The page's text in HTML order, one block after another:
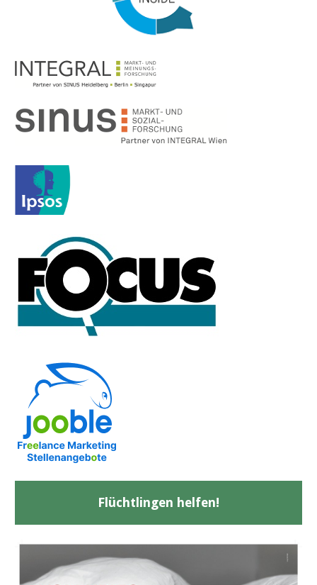
Flüchtlingen helfen!